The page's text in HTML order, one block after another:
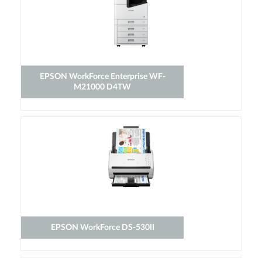
EPSON WorkForce Enterprise WF-
M21000 D4TW
EPSON WorkForce DS-530II